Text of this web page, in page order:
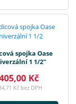
spojka Oase
1 1/2"
Kč
Kč bez DPH